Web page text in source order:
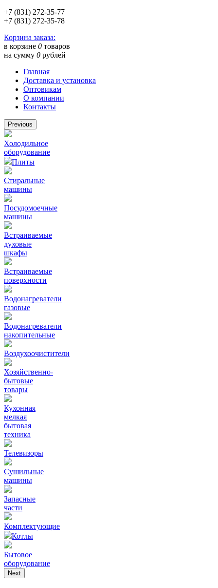
+7 (831) 272-35-77
+7 (831) 272-35-78
Корзина заказа:
в корзине 0 товаров
на сумму 0 рублей
Главная
Доставка и установка
Оптовикам
О компании
Контакты
Previous
Холодильное
оборудование
Плиты
Стиральные
машины
Посудомоечные
машины
Встраиваемые
духовые
шкафы
Встраиваемые
поверхности
Водонагреватели
газовые
Водонагреватели
накопительные
Воздухоочистители
Хозяйственно-
бытовые
товары
Кухонная
мелкая
бытовая
техника
Телевизоры
Сушильные
машины
Запасные
части
Комплектующие
Котлы
Бытовое
оборудование
Next